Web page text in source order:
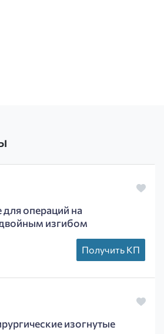
операций на
изгибом
Получить КП
изогнутые